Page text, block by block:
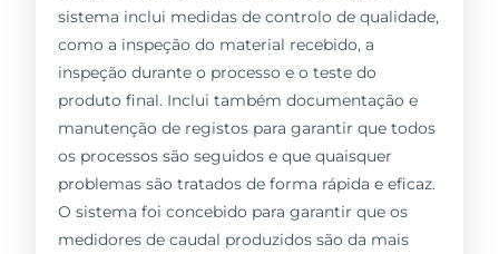
sistema inclui medidas de controlo de qualidade,
como a inspeção do material recebido, a
inspeção durante o processo e o teste do
produto final. Inclui também documentação e
manutenção de registos para garantir que todos
os processos são seguidos e que quaisquer
problemas são tratados de forma rápida e eficaz.
O sistema foi concebido para garantir que os
medidores de caudal produzidos são da mais